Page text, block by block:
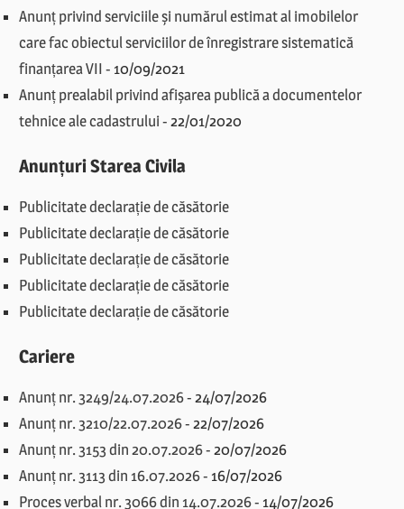
Anunț privind serviciile și numărul estimat al imobilelor
care fac obiectul serviciilor de înregistrare sistematică
finanțarea VII - 10/09/2021
Anunț prealabil privind afișarea publică a documentelor
tehnice ale cadastrului-22/01/2020
Anunțuri Starea Civila
Publicitate declarație de căsătorie
Publicitate declarație de căsătorie
Publicitate declarație de căsătorie
Publicitate declarație de căsătorie
Publicitate declarație de căsătorie
Cariere
Anunț nr. 3249/24.07.2026-24/07/2026
Anunț nr. 3210/22.07.2026-22/07/2026
Anunț nr. 3153 din 20.07.2026-20/07/2026
Anunț nr. 3113 din 16.07.2026- 16/07/2026
Proces verbal nr. 3066 din 14.07.2026- 14/07/2026